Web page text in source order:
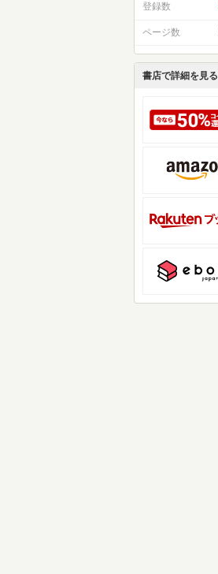
登録数
ページ数
書店で詳細を見る